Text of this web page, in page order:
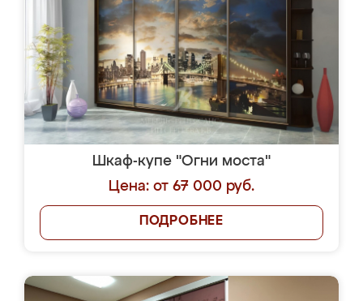
Шкаф-купе "Огни моста"
Цена: от 67 000 руб.
ПОДРОБНЕЕ